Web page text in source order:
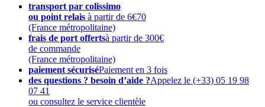
transport par colissimo
ou point relais à partir de 6€70
(France métropolitaine)
frais de port offertsà partir de 300€
de commande
(France métropolitaine)
paiement sécuriséPaiement en 3 fois
des questions ? besoin d’aide ?Appelez le (+33) 05 19 98
07 41
ou consultez le service clientèle